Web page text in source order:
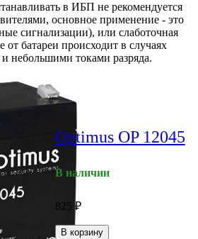
в ИБП не рекомендуется
основное применение - это
сигнализации), или слаботочная
от батареи происходит в случаях
и небольшими токами разряда.
Optimus OP 12045
В наличии
825 ₽
В корзину